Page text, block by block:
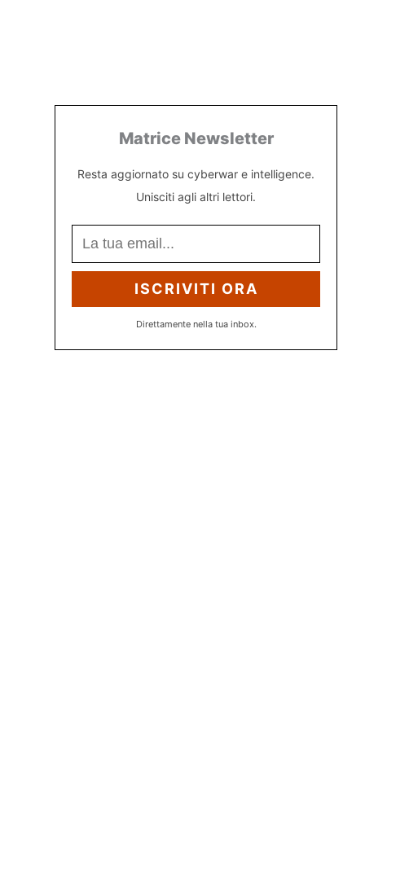
Matrice Newsletter
Resta aggiornato su cyberwar e intelligence.
Unisciti agli altri lettori.
ISCRIVITI ORA
Direttamente nella tua inbox.